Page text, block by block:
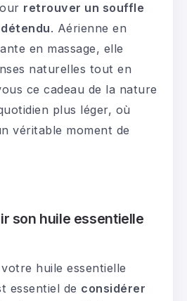
retrouver un souffle
. Aérienne en
en massage, elle
naturelles tout en
ce cadeau de la nature
plus léger, où
véritable moment de
son huile essentielle
huile essentielle
essentiel de considérer